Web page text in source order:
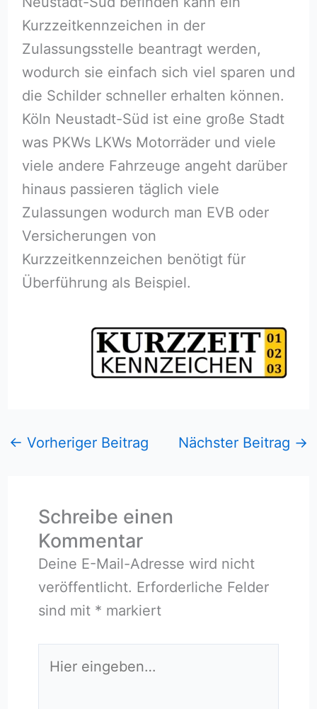
Kurzzeitkennzeichen in der
Zulassungsstelle beantragt werden,
wodurch sie einfach sich viel sparen und
die Schilder schneller erhalten können.
Köln Neustadt-Süd ist eine große Stadt
was PKWs LKWs Motorräder und viele
viele andere Fahrzeuge angeht darüber
hinaus passieren täglich viele
Zulassungen wodurch man EVB oder
Versicherungen von
Kurzzeitkennzeichen benötigt für
Überführung als Beispiel.
← Vorheriger Beitrag Nächster Beitrag →
Schreibe einen
Kommentar
Deine E-Mail-Adresse wird nicht
veröffentlicht. Erforderliche Felder
sind mit * markiert
eingeben…